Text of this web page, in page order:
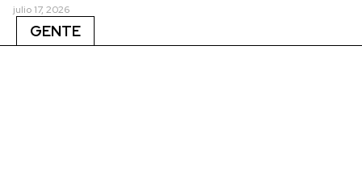
julio 17, 2026
GENTE